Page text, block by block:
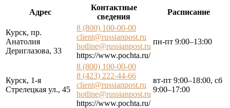
Адрес
Контактные
сведения
Расписание
Курск, пр.
Анатолия
Дериглазова, 33
8 (800) 100-00-00
client@russianpost.ru
hotline@russianpost.ru
https://www.pochta.ru/
пн-пт 9:00–13:00
Курск, 1-я
Стрелецкая ул., 45
8 (800) 100-00-00
8 (423) 222-44-66
client@russianpost.ru
hotline@russianpost.ru
https://www.pochta.ru/
вт-пт 9:00–18:00, сб
9:00–17:00